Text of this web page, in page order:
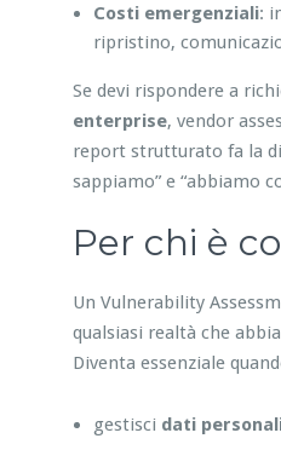
Costi emergenziali:
ripristino,
Se devi rispondere a
enterprise, vendor
report strutturato fa la
sappiamo” e “abbiamo
Per chi è
Un Vulnerability
qualsiasi realtà che
Diventa essenziale
gestisci dati